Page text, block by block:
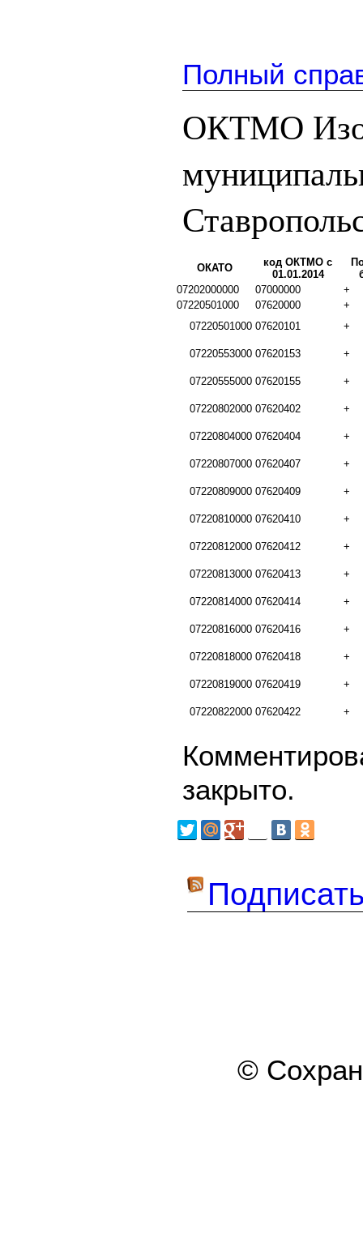
Полный
ОКТМО
ОКАТО
код ОКТМО с
01.01.2014
07202000000
07000000
+
07220501000
07620000
+
07220501000 07620101 +
07220553000 07620153 +
07220555000 07620155 +
07220802000 07620402 +
07220804000 07620404 +
07220807000 07620407 +
07220809000 07620409 +
07220810000 07620410 +
07220812000 07620412 +
07220813000 07620413 +
07220814000 07620414 +
07220816000 07620416 +
07220818000 07620418 +
07220819000 07620419 +
07220822000 07620422 +
закрыто.
©